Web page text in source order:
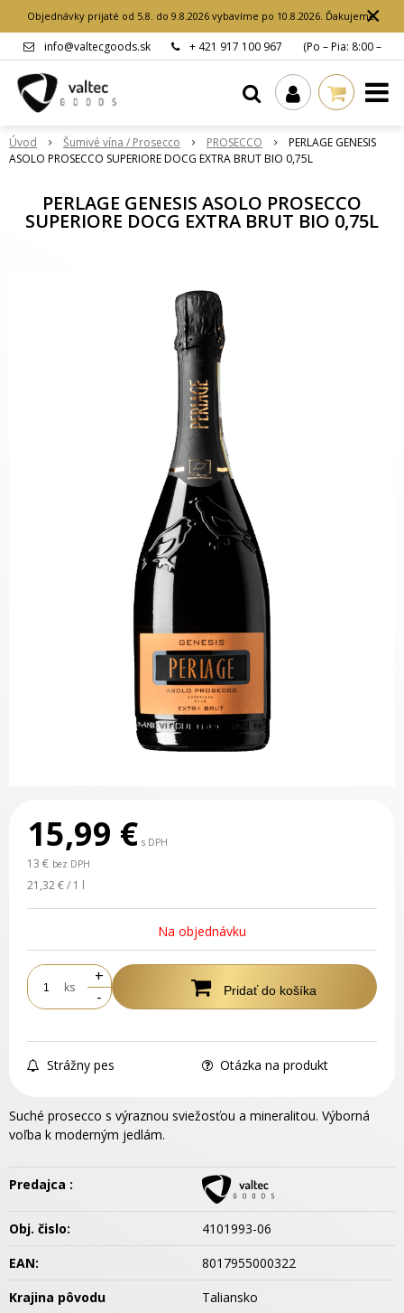
Objednávky prijaté od 5.8. do 9.8.2026 vybavíme po 10.8.2026. Ďakujeme.
×
info@valtecgoods.sk + 421 917 100 967
(Po – Pia: 8:00 –
Úvod Šumivé vína / Prosecco PROSECCO
PERLAGE GENESIS
ASOLO PROSECCO SUPERIORE DOCG EXTRA BRUT BIO 0,75L
PERLAGE GENESIS ASOLO PROSECCO
SUPERIORE DOCG EXTRA BRUT BIO 0,75L
15,99 € s DPH
13 € bez DPH
21,32 € / 1 l
Na objednávku
ks
+
-
Pridať do košíka
Strážny pes Otázka na produkt
Suché prosecco s výraznou sviežosťou a mineralitou. Výborná
voľba k moderným jedlám.
Predajca :
Obj. čislo:
4101993-06
EAN:
8017955000322
Krajina pôvodu
Taliansko